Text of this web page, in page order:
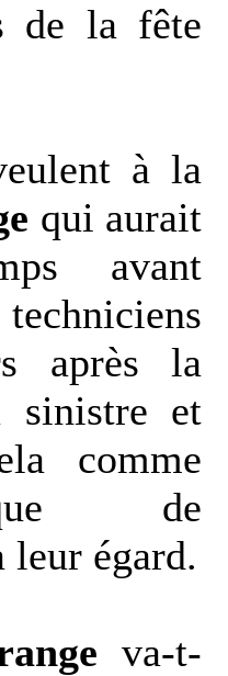
de la fête
à la
qui aurait
avant
après la
sinistre et
comme
de
leur égard.
va-t-